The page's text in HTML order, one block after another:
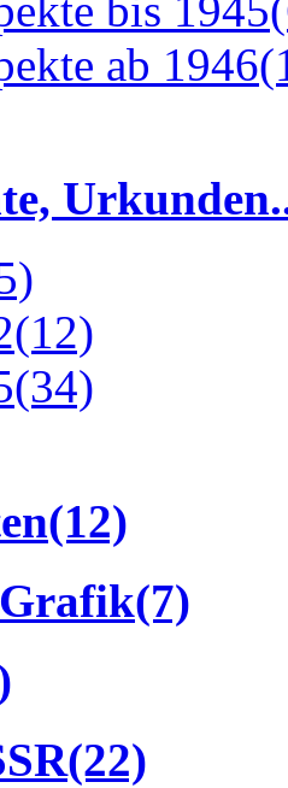
ab 1946
(12)
(34)
(12)
(7)
(22)